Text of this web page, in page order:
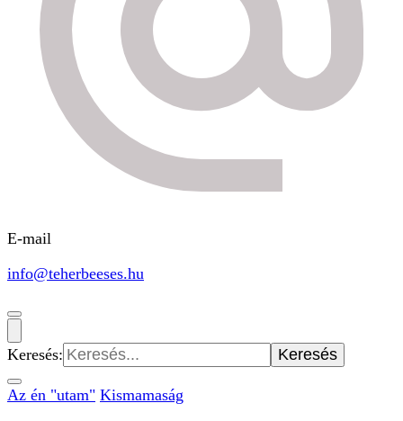
E-mail
info@teherbeeses.hu
Keresés:
Az én "utam" Kismamaság